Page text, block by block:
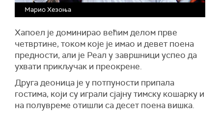
Марио Хезоња
Хапоел је доминирао већим делом прве
четвртине, током које је имао и девет поена
предности, али је Реал у завршници успео да
ухвати прикључак и преокрене.
Друга деоница је у потпуности припала
гостима, који су играли сјајну тимску кошарку и
на полувреме отишли са десет поена вишка.